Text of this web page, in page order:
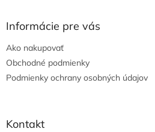
Informácie pre vás
Ako nakupovať
Obchodné podmienky
Podmienky ochrany osobných údajov
Kontakt